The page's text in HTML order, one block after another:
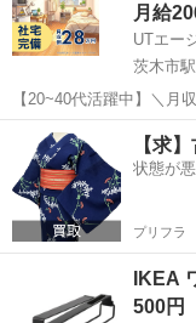
月給
UTエー
茨木市駅
【20~40代活躍中】＼月
品・箱詰め！車通勤OK★無料
ルドーザーや油圧ショベ
プル&繰り返し作...
大阪 茨木
【求
状態が
プリフラ
IKEA
500円